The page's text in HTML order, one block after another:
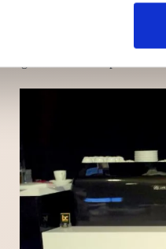
voor u van begin tot
af te beelden op de